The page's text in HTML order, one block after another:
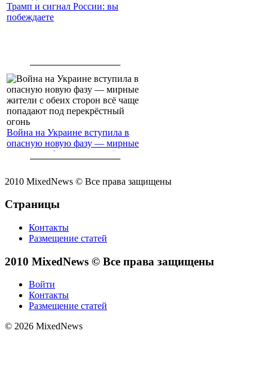
Трамп и сигнал России: вы
побеждаете
Война на Украине вступила в
опасную новую фазу — мирные
жители с обеих сторон всё чаще
2010 MixedNews © Все права защищены
Страницы
Контакты
Размещение статей
2010 MixedNews © Все права защищены
Войти
Контакты
Размещение статей
© 2026 MixedNews